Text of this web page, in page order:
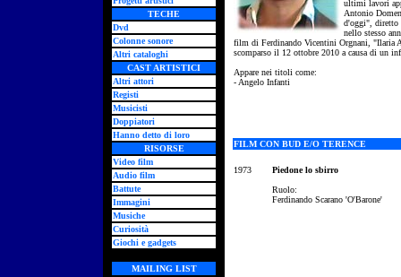
TECHE
Dvd
Colonne sonore
Altri cataloghi
CAST ARTISTICI
Altri attori
Registi
Musicisti
Doppiatori
Hanno detto di loro
RISORSE
Video film
Audio film
Battute
Immagini
Musiche
Curiosità
Giochi e gadgets
MAILING LIST
ultimi lavori
Antonio
d'oggi", diretto
nello stesso
film di Ferdinando Vicentini Orgnani, "Ilaria
scomparso il 12 ottobre 2010 a causa di un
Appare nei titoli come:
- Angelo Infanti
FILM CON BUD E/O TERENCE
1973
Piedone lo sbirro
Ruolo:
Ferdinando Scarano 'O'Barone'